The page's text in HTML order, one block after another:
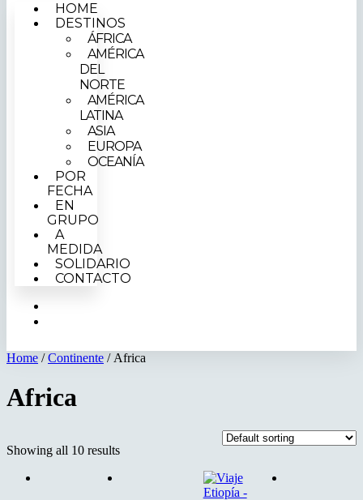
HOME
DESTINOS
ÁFRICA
AMÉRICA
DEL
NORTE
AMÉRICA
LATINA
ASIA
EUROPA
OCEANÍA
POR
FECHA
EN
GRUPO
A
MEDIDA
SOLIDARIO
CONTACTO
Home /Continente / Africa
Africa
Showing all 10 results